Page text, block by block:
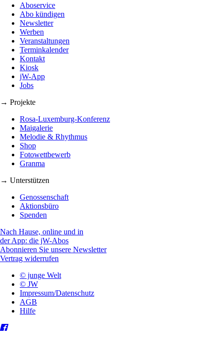
Aboservice
Abo kündigen
Newsletter
Werben
Veranstaltungen
Terminkalender
Kontakt
Kiosk
jW-App
Jobs
→ Projekte
Rosa-Luxemburg-Konferenz
Maigalerie
Melodie & Rhythmus
Shop
Fotowettbewerb
Granma
→ Unterstützen
Genossenschaft
Aktionsbüro
Spenden
Nach Hause, online und in
der App: die jW-Abos
Abonnieren Sie unsere Newsletter
Vertrag widerrufen
© junge Welt
© JW
Impressum/Datenschutz
AGB
Hilfe